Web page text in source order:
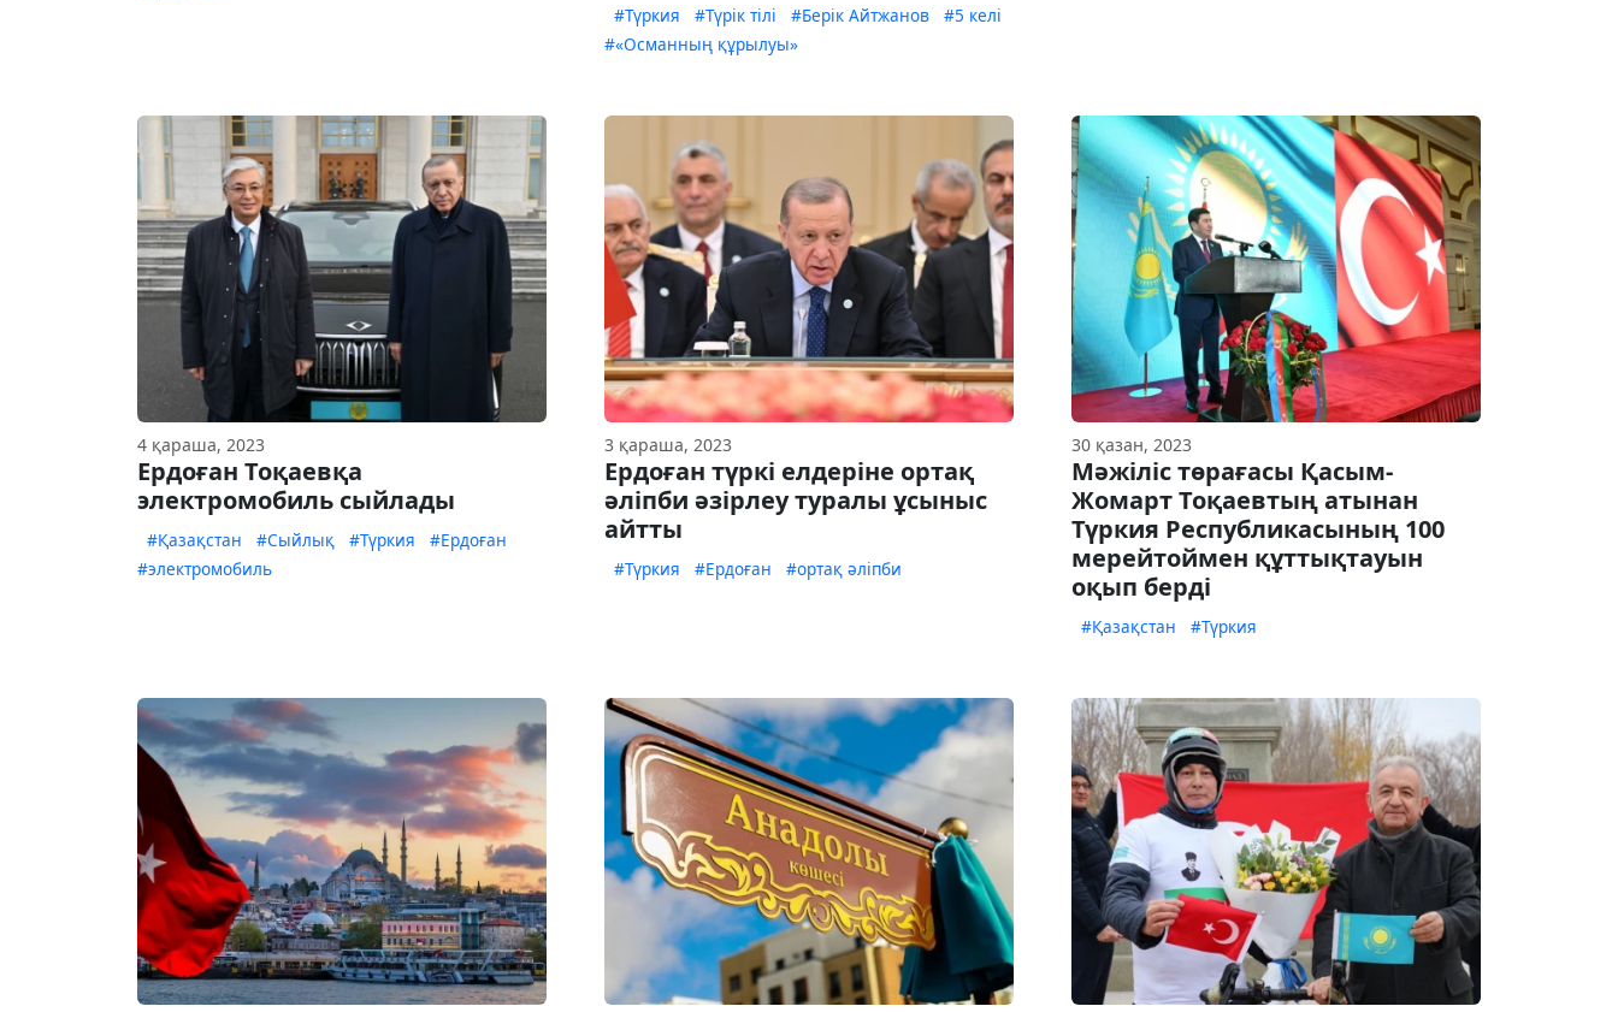
#Түркия #Түрік тілі #Берік Айтжанов
#5 келі
#«Османның құрылуы»
4 қараша, 2023
Ердоған Тоқаевқа
электромобиль сыйлады
#Қазақстан #Сыйлық #Түркия
#Ердоған
#электромобиль
3 қараша, 2023
Ердоған түркі елдеріне ортақ
әліпби әзірлеу туралы ұсыныс
айтты
#Түркия #Ердоған #ортақ әліпби
30 қазан, 2023
Мәжіліс төрағасы Қасым-
Жомарт Тоқаевтың атынан
Түркия Республикасының 100
мерейтоймен құттықтауын
оқып берді
#Қазақстан #Түркия